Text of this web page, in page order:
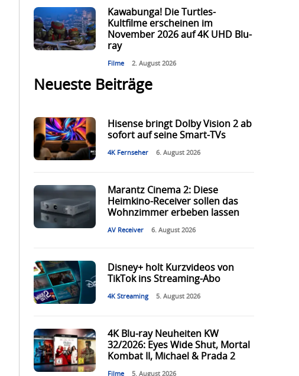
Kawabunga! Die Turtles-
Kultfilme erscheinen im
November 2026 auf 4K UHD Blu-
ray
Filme 2. August 2026
Neueste Beiträge
Hisense bringt Dolby Vision 2 ab
sofort auf seine Smart-TVs
4K Fernseher 6. August 2026
Marantz Cinema 2: Diese
Heimkino-Receiver sollen das
Wohnzimmer erbeben lassen
AV Receiver 6. August 2026
Disney+ holt Kurzvideos von
TikTok ins Streaming-Abo
4K Streaming 5. August 2026
4K Blu-ray Neuheiten KW
32/2026: Eyes Wide Shut, Mortal
Kombat II, Michael & Prada 2
Filme 5. August 2026